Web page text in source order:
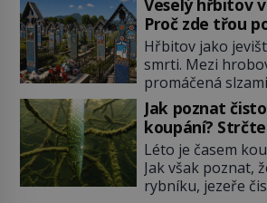
zahradu ani
představit. Její
dlouhou vlnu,
moři takřka
Ačkoli je vlnová
kilometrů, výška
moři je
Máme se
i v Evropě? Vznik
Veselý hřbitov
Proč zde třou
bídu s nouzí?
Hřbitov jako
smrti. Mezi
promáčená
vědomí
Jsou ale výjimky,
plačky smutně
nikoli při
při pohledu na
podpory v
Jak poznat
koupání?
hladinu!
Léto je časem
Jak však poznat,
rybníku, jezeře